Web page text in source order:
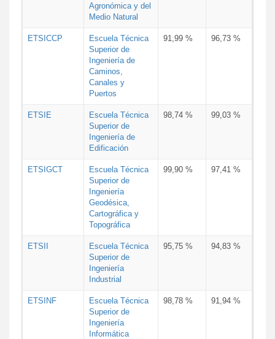
Agronómica y del
Medio Natural
ETSICCP
Escuela Técnica
Superior de
Ingeniería de
Caminos,
Canales y
Puertos
91,99 % 96,73 %
ETSIE
Escuela Técnica
Superior de
Ingeniería de
Edificación
98,74 % 99,03 %
ETSIGCT
Escuela Técnica
Superior de
Ingeniería
Geodésica,
Cartográfica y
Topográfica
99,90 % 97,41 %
ETSII
Escuela Técnica
Superior de
Ingeniería
Industrial
95,75 % 94,83 %
ETSINF
Escuela Técnica
Superior de
Ingeniería
Informática
98,78 % 91,94 %